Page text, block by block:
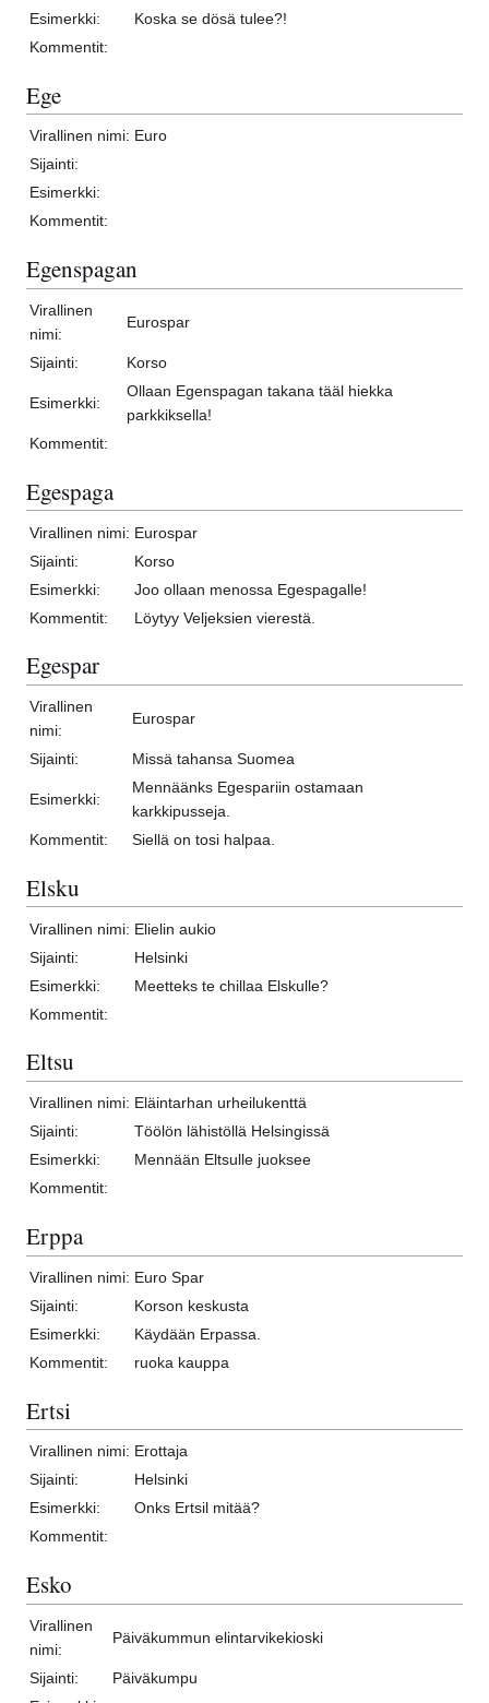
Esimerkki:
Koska se dösä tulee?!
Kommentit:
Ege
Virallinen nimi: Euro
Sijainti:
Esimerkki:
Kommentit:
Egenspagan
Virallinen
nimi:
Eurospar
Sijainti: Korso
Esimerkki:
Ollaan Egenspagan takana tääl hiekka
parkkiksella!
Kommentit:
Egespaga
Virallinen nimi: Eurospar
Sijainti:
Korso
Esimerkki:
Joo ollaan menossa Egespagalle!
Kommentit:
Löytyy Veljeksien vierestä.
Egespar
Virallinen
nimi:
Eurospar
Sijainti: Missä tahansa Suomea
Esimerkki:
Mennäänks Egespariin ostamaan
karkkipusseja.
Kommentit:
Siellä on tosi halpaa.
Elsku
Virallinen nimi: Elielin aukio
Sijainti:
Helsinki
Esimerkki:
Meetteks te chillaa Elskulle?
Kommentit:
Eltsu
Virallinen nimi: Eläintarhan urheilukenttä
Sijainti:
Töölön lähistöllä Helsingissä
Esimerkki:
Mennään Eltsulle juoksee
Kommentit:
Erppa
Virallinen nimi: Euro Spar
Sijainti:
Korson keskusta
Esimerkki:
Käydään Erpassa.
Kommentit:
ruoka kauppa
Ertsi
Virallinen nimi: Erottaja
Sijainti:
Helsinki
Esimerkki:
Onks Ertsil mitää?
Kommentit:
Esko
Virallinen
nimi:
Päiväkummun elintarvikekioski
Sijainti:
Päiväkumpu